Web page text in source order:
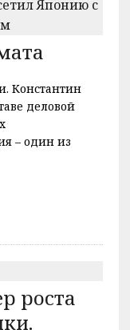
Константин
деловой
– один из
роста